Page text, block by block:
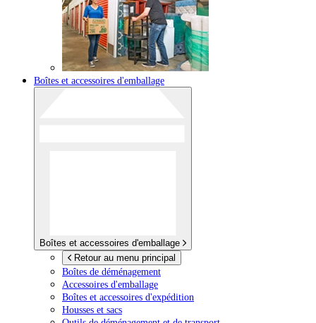
Boîtes et accessoires d'emballage
Boîtes et accessoires d'emballage
Retour au menu principal
Boîtes de déménagement
Accessoires d'emballage
Boîtes et accessoires d'expédition
Housses et sacs